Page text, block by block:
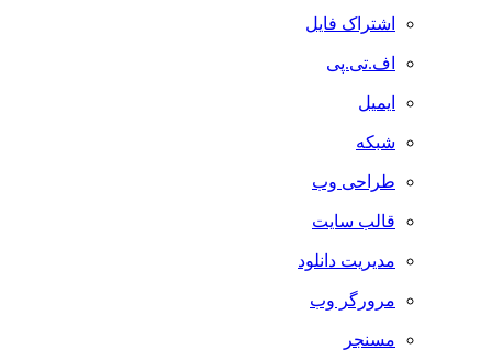
اشتراک فایل
اف.تی.پی
ایمیل
شبکه
طراحی وب
قالب سایت
مدیریت دانلود
مرورگر وب
مسنجر